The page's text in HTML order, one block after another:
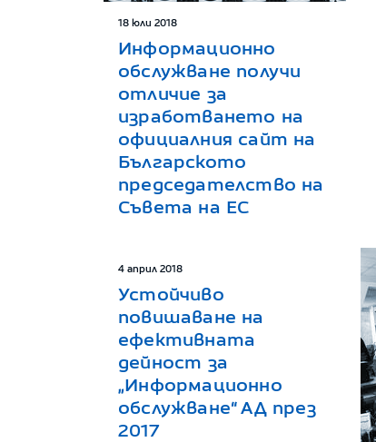
18 юли 2018
Информационно
обслужване получи
отличие за
изработването на
официалния сайт на
Българското
председателство на
Съвета на ЕС
4 април 2018
Устойчиво
повишаване на
ефективната
дейност за
„Информационно
обслужване“ АД през
2017